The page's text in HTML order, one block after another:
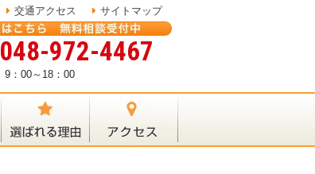
交通アクセス サイトマップ
048-972-4467
9：00～18：00